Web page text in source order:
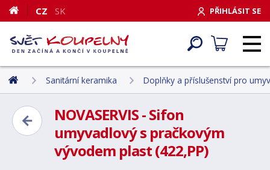
PŘIHLÁSIT SE
CZ SK
Sanitární keramika Doplňky a příslušenství pro
NOVASERVIS - Sifon
umyvadlový s pračkovým
vývodem plast (422,PP)